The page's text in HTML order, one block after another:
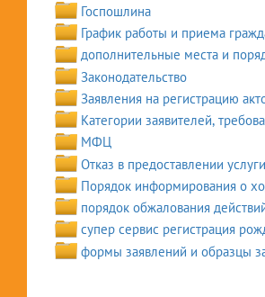
Госпошлина
График работы и приема
дополнительные места и
Законодательство
Заявления на регистрацию
Категории заявителей,
МФЦ
Отказ в предоставлении услуги
Порядок информирования о
порядок обжалования
супер сервис регистрация